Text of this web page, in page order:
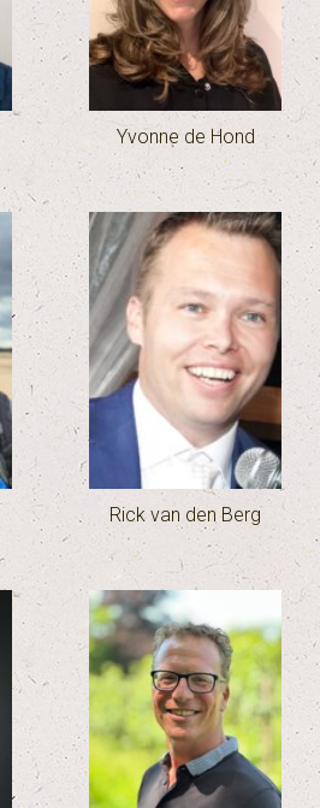
Yvonne de Hond
Rick van den Berg